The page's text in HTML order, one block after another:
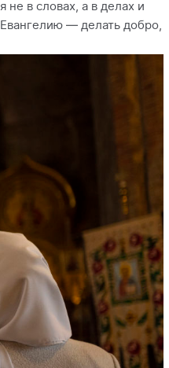
не в словах, а в делах и
— делать добро,